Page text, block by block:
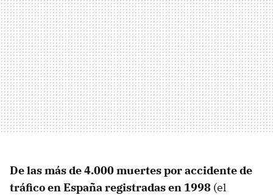
De las más de 4.000 muertes por accidente de
tráfico en España registradas en 1998 (el